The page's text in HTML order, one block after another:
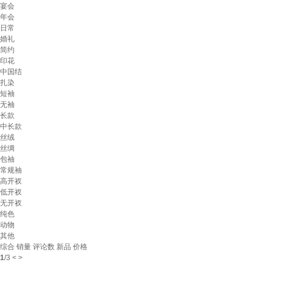
宴会
年会
日常
婚礼
简约
印花
中国结
扎染
短袖
无袖
长款
中长款
丝绒
丝绸
包袖
常规袖
高开衩
低开衩
无开衩
纯色
动物
其他
综合 销量 评论数 新品 价格
1/3 < >